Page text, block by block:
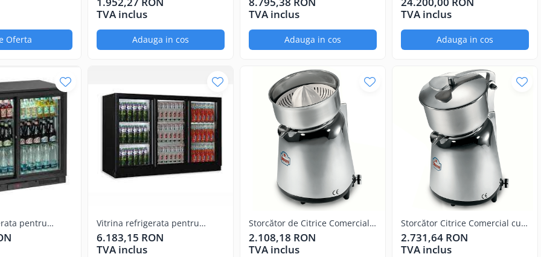
Oferta
TVA inclus
Adauga in cos
TVA inclus
Adauga in cos
TVA inclus
Adauga in cos
pentru
Vitrina refrigerata pentru
bauturi, 3 usi
6.183,15 RON
TVA inclus
Storcător de Citrice Comercial
APOLLO
2.108,18 RON
TVA inclus
Storcător Citrice Comercial cu
LEVA – Model APOLLO
Profesional
2.731,64 RON
TVA inclus